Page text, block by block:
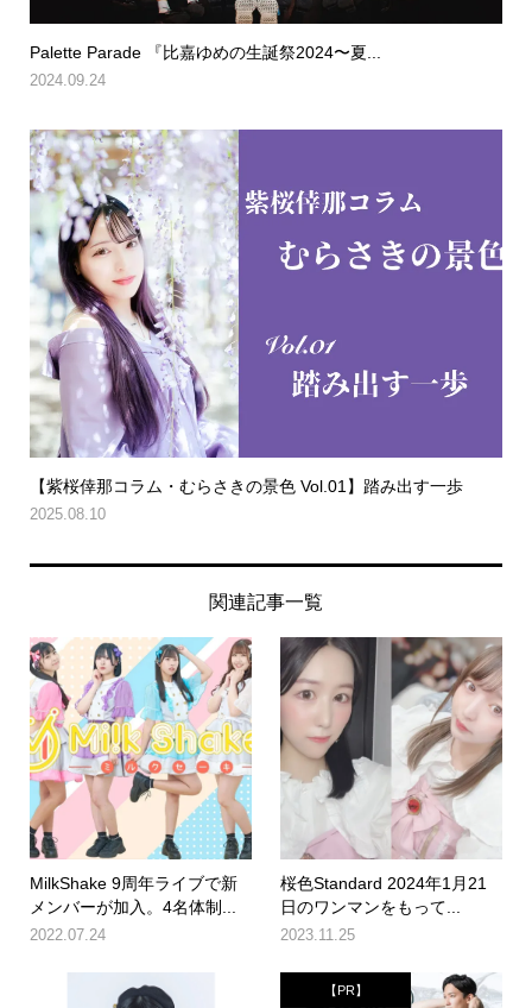
Palette Parade 『比嘉ゆめの生誕祭2024〜夏...
2024.09.24
【紫桜倖那コラム・むらさきの景色 Vol.01】踏み出す一歩
2025.08.10
関連記事一覧
MilkShake 9周年ライブで新
メンバーが加入。4名体制...
2022.07.24
桜色Standard 2024年1月21
日のワンマンをもって...
2023.11.25
【PR】